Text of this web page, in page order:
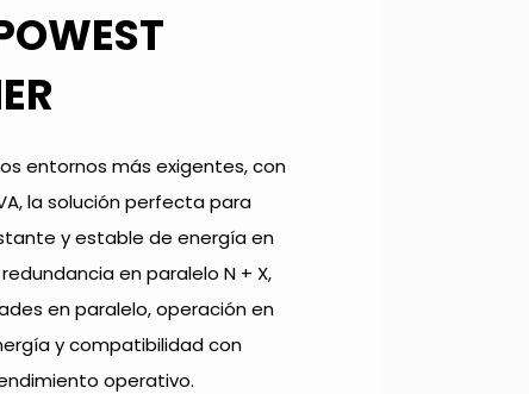
entornos más exigentes, con
la solución perfecta para
y estable de energía en
en paralelo N + X,
en paralelo, operación en
y compatibilidad con
operativo.